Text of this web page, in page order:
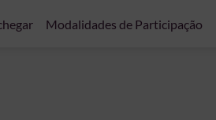
Modalidades de Participação